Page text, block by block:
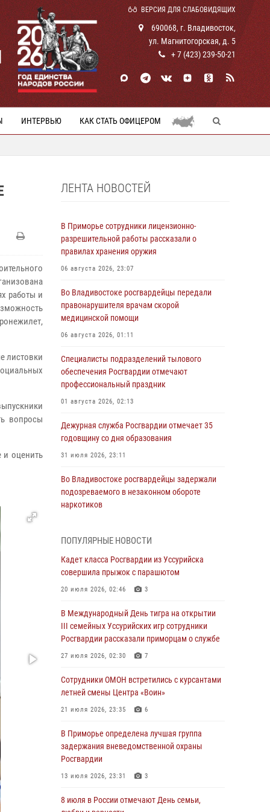
ВЕРСИЯ ДЛЯ СЛАБОВИДЯЩИХ
690068, г. Владивосток,
ул. Магнитогорская, д. 5
+ 7 (423) 239-50-21
ИНТЕРВЬЮ КАК СТАТЬ ОФИЦЕРОМ
работы и
листовки
вопросы
и оценить
ЛЕНТА НОВОСТЕЙ
В Приморье сотрудники лицензионно-
разрешительной работы рассказали о
правилах хранения оружия
06 августа 2026, 23:07
Во Владивостоке росгвардейцы передали
правонарушителя врачам скорой
медицинской помощи
06 августа 2026, 01:11
Специалисты подразделений тылового
обеспечения Росгвардии отмечают
профессиональный праздник
01 августа 2026, 02:13
Дежурная служба Росгвардии отмечает 35
годовщину со дня образования
31 июля 2026, 23:11
Во Владивостоке росгвардейцы задержали
подозреваемого в незаконном обороте
наркотиков
Вопрос противодействия незаконному
обороту оружия рассмотрели на заседании
антитеррористической комиссии
Во Владивостоке во дворе жилого дома
сотрудники вневедомственной охраны
обнаружили запрещенные растения
В День Крещения Руси в Князь-
Владимирском храме – Главном храме
с крестным ходом
28 июля 2026, 10:29 3
Росгвардейцы в Приморье приняли участие в
28 июля 2026, 05:39 3
ПОПУЛЯРНЫЕ НОВОСТИ
Кадет класса Росгвардии из Уссурийска
совершила прыжок с парашютом
20 июля 2026, 02:46 3
В Международный День тигра на открытии
III семейных Уссурийских игр сотрудники
Росгвардии рассказали приморцам о службе
27 июля 2026, 02:30 7
Сотрудники ОМОН встретились с курсантами
летней смены Центра «Воин»
21 июля 2026, 23:35 6
В Приморье определена лучшая группа
задержания вневедомственной охраны
Росгвардии
13 июля 2026, 23:31 3
8 июля в России отмечают День семьи,